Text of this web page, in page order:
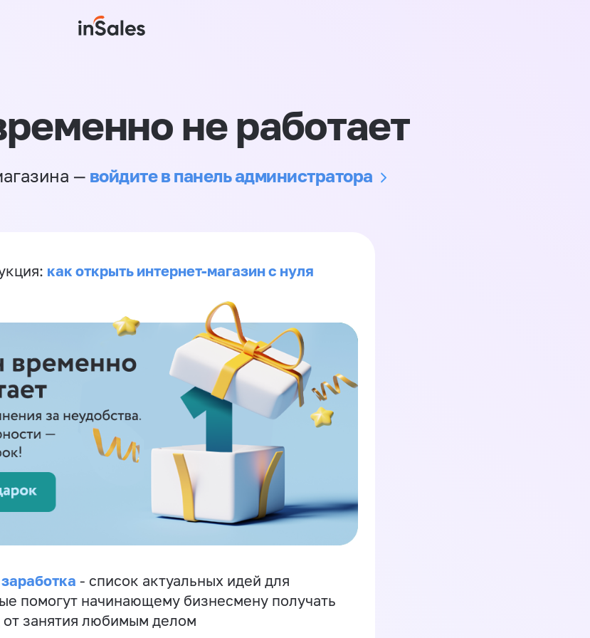
не работает
— войдите в панель администратора
как открыть интернет-магазин с нуля
- список актуальных идей для
помогут начинающему бизнесмену получать
занятия любимым делом